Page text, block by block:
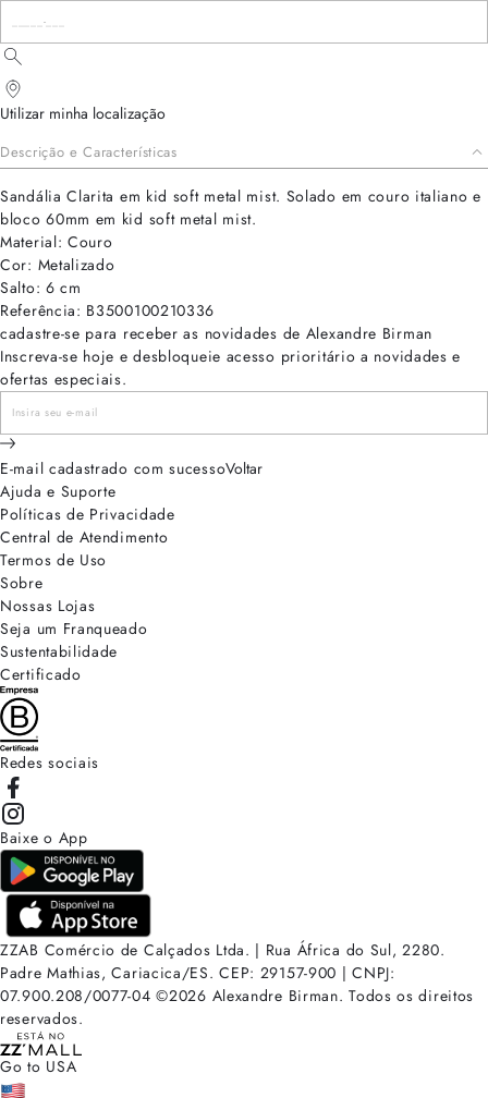
Utilizar minha localização
Descrição e Características
Sandália Clarita em kid soft metal mist. Solado em couro italiano e
bloco 60mm em kid soft metal mist.
Material: Couro
Cor: Metalizado
Salto: 6 cm
Referência: B3500100210336
cadastre-se para receber as novidades de Alexandre Birman
Inscreva-se hoje e desbloqueie acesso prioritário a novidades e
ofertas especiais.
E-mail cadastrado com sucessoVoltar
Ajuda e Suporte
Políticas de Privacidade
Central de Atendimento
Termos de Uso
Sobre
Nossas Lojas
Seja um Franqueado
Sustentabilidade
Certificado
Redes sociais
Baixe o App
ZZAB Comércio de Calçados Ltda. | Rua África do Sul, 2280.
Padre Mathias, Cariacica/ES. CEP: 29157-900 | CNPJ:
07.900.208/0077-04 ©2026 Alexandre Birman. Todos os direitos
reservados.
Go to USA